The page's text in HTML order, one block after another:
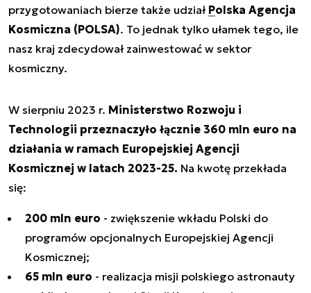
przygotowaniach bierze także udział Polska Agencja
Kosmiczna (POLSA). To jednak tylko ułamek tego, ile
nasz kraj zdecydował zainwestować w sektor
kosmiczny.
W sierpniu 2023 r. Ministerstwo Rozwoju i
Technologii przeznaczyło łącznie 360 mln euro na
działania w ramach Europejskiej Agencji
Kosmicznej w latach 2023-25. Na kwotę przekłada
się:
200 mln euro - zwiększenie wkładu Polski do
programów opcjonalnych Europejskiej Agencji
Kosmicznej;
65 mln euro - realizacja misji polskiego astronauty